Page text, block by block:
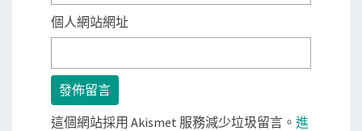
個人網站網址
這個網站採用 Akismet 服務減少垃圾留言。 進